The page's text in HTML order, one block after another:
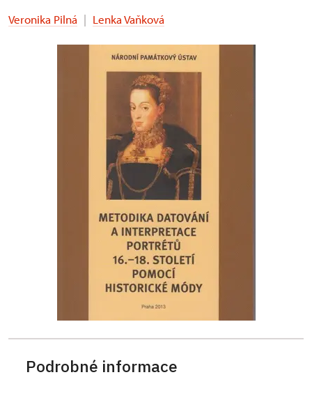
Veronika Pilná | Lenka Vaňková
Podrobné informace